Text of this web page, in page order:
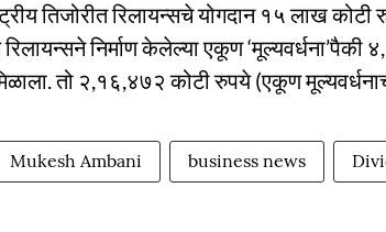
तिजोरीत रिलायन्सचे योगदान १५ लाख
निर्माण केलेल्या एकूण ‘मूल्यवर्धना’पैकी
तो २,१६,४७२ कोटी रुपये (एकूण
Mukesh Ambani business news